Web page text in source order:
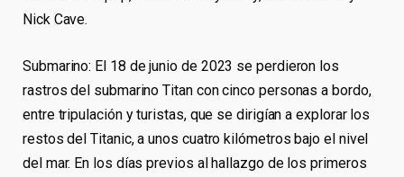
Nick Cave.
Submarino: El 18 de junio de 2023 se perdieron los
rastros del submarino Titan con cinco personas a bordo,
entre tripulación y turistas, que se dirigían a explorar los
restos del Titanic, a unos cuatro kilómetros bajo el nivel
del mar. En los días previos al hallazgo de los primeros